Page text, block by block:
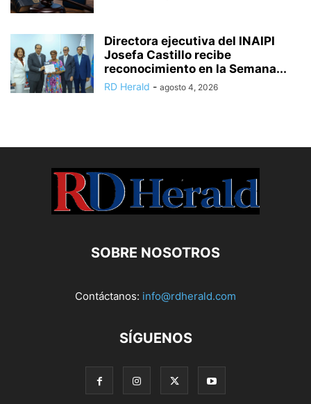
Directora ejecutiva del INAIPI
Josefa Castillo recibe
reconocimiento en la Semana...
RD Herald - agosto 4, 2026
SOBRE NOSOTROS
Contáctanos: info@rdherald.com
SÍGUENOS